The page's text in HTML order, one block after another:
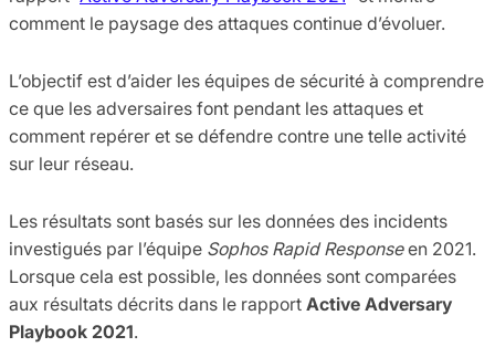
comment le paysage des attaques continue d’évoluer.
L’objectif est d’aider les équipes de sécurité à comprendre
ce que les adversaires font pendant les attaques et
comment repérer et se défendre contre une telle activité
sur leur réseau.
Les résultats sont basés sur les données des incidents
investigués par l’équipe Sophos Rapid Responseen 2021.
Lorsque cela est possible, les données sont comparées
aux résultats décrits dans le rapport Active Adversary
Playbook 2021.